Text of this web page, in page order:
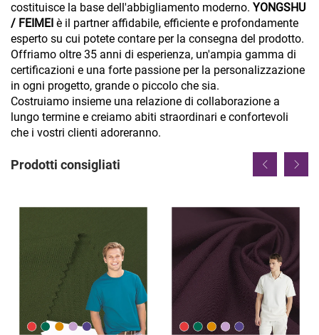
costituisce la base dell'abbigliamento moderno. YONGSHU
/ FEIMEI è il partner affidabile, efficiente e profondamente
esperto su cui potete contare per la consegna del prodotto.
Offriamo oltre 35 anni di esperienza, un'ampia gamma di
certificazioni e una forte passione per la personalizzazione
in ogni progetto, grande o piccolo che sia.
Costruiamo insieme una relazione di collaborazione a
lungo termine e creiamo abiti straordinari e confortevoli
che i vostri clienti adoreranno.
Prodotti consigliati